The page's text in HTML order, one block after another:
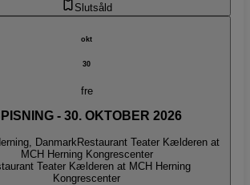
Slutsåld
okt
30
fre
- 30. OKTOBER 2026
DanmarkRestaurant Teater Kælderen at
MCH Herning Kongrescenter
Teater Kælderen at MCH Herning
Kongrescenter